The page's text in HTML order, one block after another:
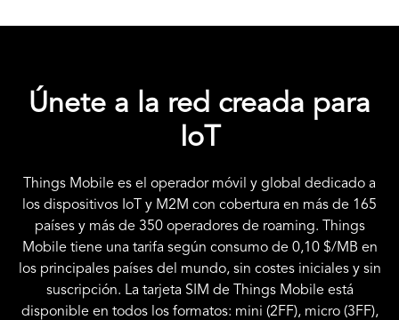
Únete a la red creada para
IoT
Things Mobile es el operador móvil y global dedicado a
los dispositivos IoT y M2M con cobertura en más de 165
países y más de 350 operadores de roaming. Things
Mobile tiene una tarifa según consumo de 0,10 $/MB en
los principales países del mundo, sin costes iniciales y sin
suscripción. La tarjeta SIM de Things Mobile está
disponible en todos los formatos: mini (2FF), micro (3FF),